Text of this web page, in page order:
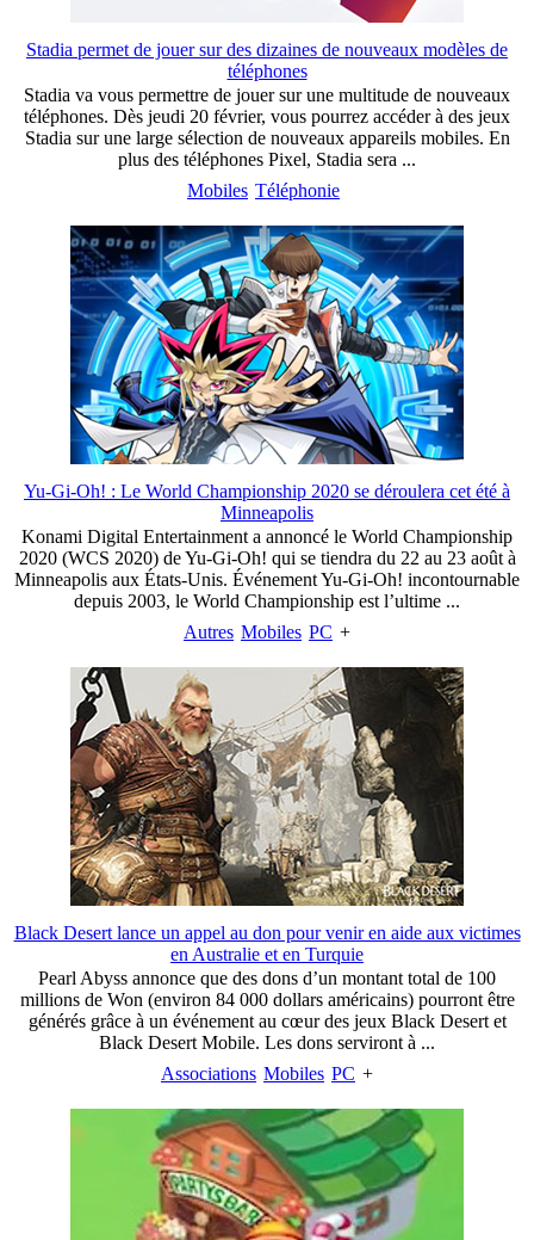
Stadia permet de jouer sur des dizaines de nouveaux modèles de
téléphones
Stadia va vous permettre de jouer sur une multitude de nouveaux
téléphones. Dès jeudi 20 février, vous pourrez accéder à des jeux
Stadia sur une large sélection de nouveaux appareils mobiles. En
plus des téléphones Pixel, Stadia sera ...
Mobiles Téléphonie
Yu-Gi-Oh! : Le World Championship 2020 se déroulera cet été à
Minneapolis
Konami Digital Entertainment a annoncé le World Championship
2020 (WCS 2020) de Yu-Gi-Oh! qui se tiendra du 22 au 23 août à
Minneapolis aux États-Unis. Événement Yu-Gi-Oh! incontournable
depuis 2003, le World Championship est l’ultime ...
Autres Mobiles PC +
Black Desert lance un appel au don pour venir en aide aux victimes
en Australie et en Turquie
Pearl Abyss annonce que des dons d’un montant total de 100
millions de Won (environ 84 000 dollars américains) pourront être
générés grâce à un événement au cœur des jeux Black Desert et
Black Desert Mobile. Les dons serviront à ...
Associations Mobiles PC +